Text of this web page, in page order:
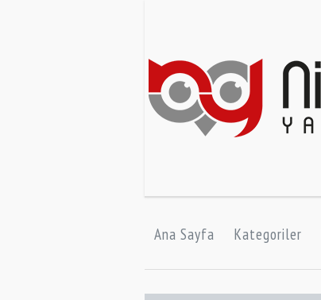
Ana Sayfa Kategoriler